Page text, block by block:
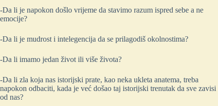
-Da li je napokon došlo vrijeme da stavimo razum ispred sebe a ne
emocije?
-Da li je mudrost i intelegencija da se prilagodiš okolnostima?
-Da li imamo jedan život ili više života?
-Da li zla koja nas istorijski prate, kao neka ukleta anatema, treba
napokon odbaciti, kada je već došao taj istorijski trenutak da sve zavisi
od nas?